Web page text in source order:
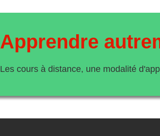
Apprendre
Les cours à distance, une modalité